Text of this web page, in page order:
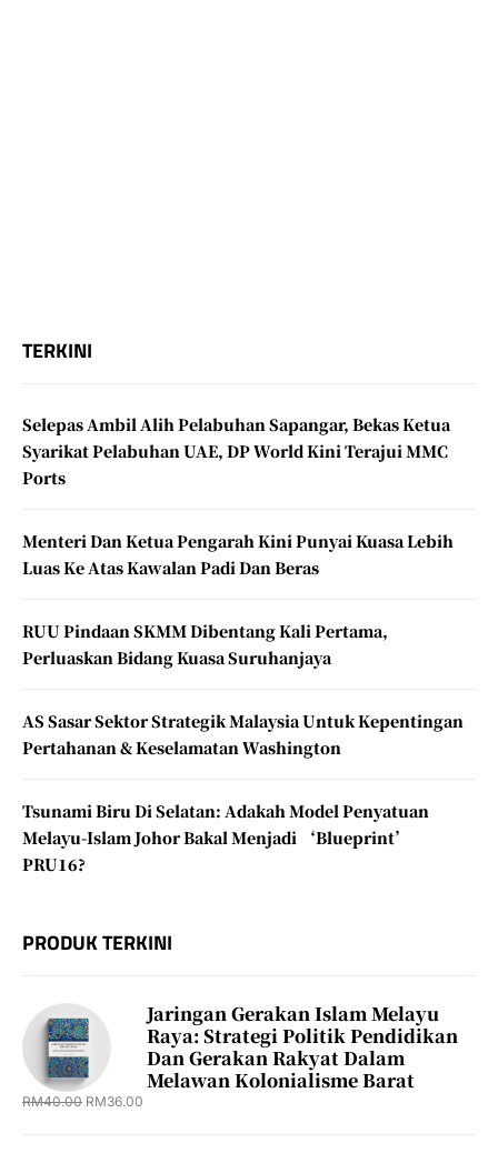
TERKINI
Selepas Ambil Alih Pelabuhan Sapangar, Bekas Ketua
Syarikat Pelabuhan UAE, DP World Kini Terajui MMC
Ports
Menteri Dan Ketua Pengarah Kini Punyai Kuasa Lebih
Luas Ke Atas Kawalan Padi Dan Beras
RUU Pindaan SKMM Dibentang Kali Pertama,
Perluaskan Bidang Kuasa Suruhanjaya
AS Sasar Sektor Strategik Malaysia Untuk Kepentingan
Pertahanan & Keselamatan Washington
Tsunami Biru Di Selatan: Adakah Model Penyatuan
Melayu-Islam Johor Bakal Menjadi ‘Blueprint’
PRU16?
PRODUK TERKINI
Jaringan Gerakan Islam Melayu
Raya: Strategi Politik Pendidikan
Dan Gerakan Rakyat Dalam
Melawan Kolonialisme Barat
RM40.00 RM36.00